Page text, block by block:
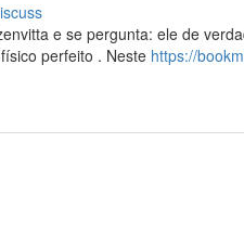
e se pergunta: ele de
perfeito . Neste https://